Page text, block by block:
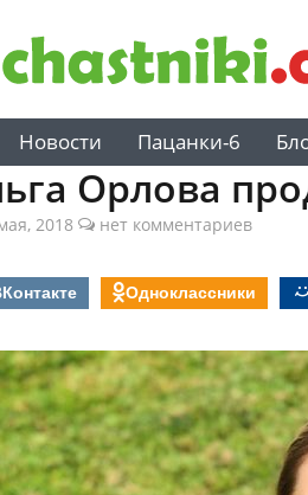
Новости Пацанки-6
Орлова
2018 нет комментариев
Одноклассники